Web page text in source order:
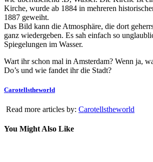
Kirche, wurde ab 1884 in mehreren
1887 geweiht.
Das Bild kann die Atmosphäre, die dort
ganz wiedergeben. Es sah einfach so
Spiegelungen im Wasser.
Wart ihr schon mal in Amsterdam? Wenn ja,
Do’s und wie fandet ihr die Stadt?
Carotellstheworld
Read more articles by: Carotellstheworld
You Might Also Like